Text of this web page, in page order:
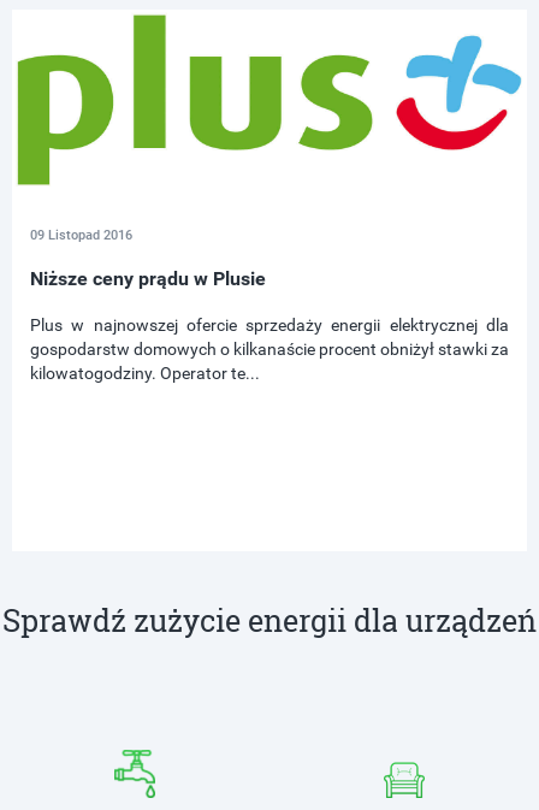
09 Listopad 2016
Niższe ceny prądu w Plusie
Plus w najnowszej ofercie sprzedaży energii elektrycznej dla
gospodarstw domowych o kilkanaście procent obniżył stawki za
kilowatogodziny. Operator te...
Sprawdź zużycie energii dla urządzeń